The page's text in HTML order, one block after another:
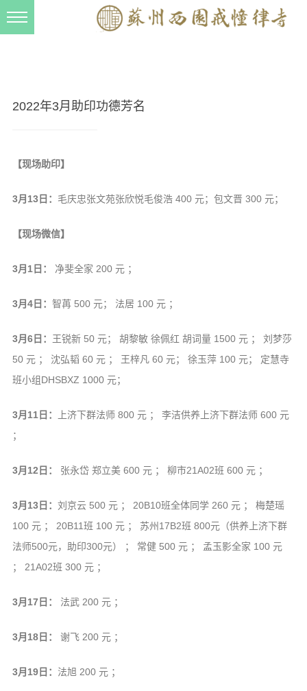
戒幢春秋
音频视频
弘法书籍
助印功德
西园法讯
义工家园
菩提静修营
观自在禅修营
教理研究
戒幢论坛
寺院巡览
2022年3月助印功德芳名
【现场助印】
3月13日： 毛庆忠张文苑张欣悦毛俊浩 400 元；包文晋 300 元；
【现场微信】
3月1日： 净斐全家 200 元 ；
3月4日： 智苒 500 元； 法居 100 元 ；
3月6日： 王锐新 50 元； 胡黎敏 徐佩红 胡词量 1500 元 ； 刘梦莎
50 元 ； 沈弘韬 60 元 ； 王梓凡 60 元； 徐玉萍 100 元； 定慧寺
班小组DHSBXZ 1000 元；
3月11日：
上济下群法师 800 元 ； 李洁供养上济下群法师 600 元
；
3月12日： 张永岱 郑立美 600 元 ； 柳市21A02班 600 元 ；
3月13日： 刘京云 500 元 ； 20B10班全体同学 260 元 ； 梅楚瑶
100 元 ； 20B11班 100 元 ； 苏州17B2班 800元（供养上济下群
法师500元，助印300元） ； 常健 500 元 ； 孟玉影全家 100 元
； 21A02班 300 元 ；
3月17日： 法武 200 元 ；
3月18日： 谢飞 200 元 ；
3月19日： 法旭 200 元 ；